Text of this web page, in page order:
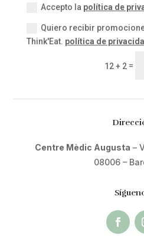
Accepto la política de
Quiero recibir
Think'Eat. política de
12 + 2 =
Centre Mèdic Augusta –
08006 –